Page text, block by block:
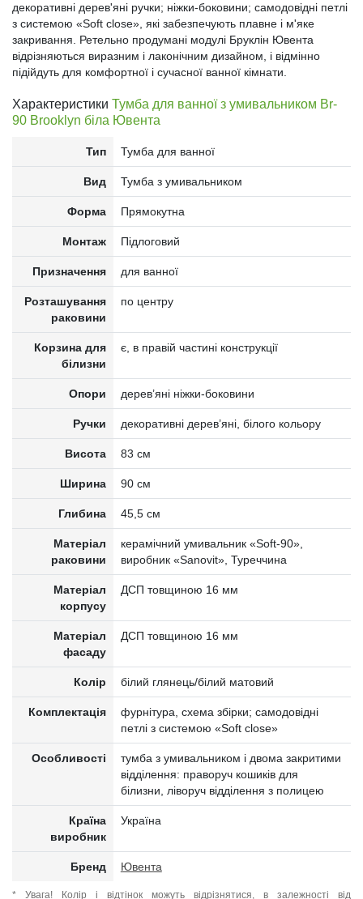
декоративні дерев'яні ручки; ніжки-боковини; самодовідні петлі
з системою «Soft close», які забезпечують плавне і м'яке
закривання. Ретельно продумані модулі Бруклін Ювента
відрізняються виразним і лаконічним дизайном, і відмінно
підійдуть для комфортної і сучасної ванної кімнати.
Характеристики Тумба для ванної з умивальником Br-
90 Brooklyn біла Ювента
Тип Тумба для ванної
Вид Тумба з умивальником
Форма Прямокутна
Монтаж Підлоговий
Призначення для ванної
Розташування
раковини
по центру
Корзина для
білизни
є, в правій частині конструкції
Опори дерев’яні ніжки-боковини
Ручки декоративні дерев’яні, білого кольору
Висота 83 см
Ширина 90 см
Глибина 45,5 см
Матеріал
раковини
керамічний умивальник «Soft-90»,
виробник «Sanovit», Туреччина
Матеріал
корпусу
ДСП товщиною 16 мм
Матеріал
фасаду
ДСП товщиною 16 мм
Колір білий глянець/білий матовий
Комплектація
фурнітура, схема збірки; самодовідні
петлі з системою «Soft close»
Особливості
тумба з умивальником і двома закритими
відділення: праворуч кошиків для
білизни, ліворуч відділення з полицею
Країна
виробник
Україна
Бренд Ювента
* Увага! Колір і відтінок можуть відрізнятися, в залежності від